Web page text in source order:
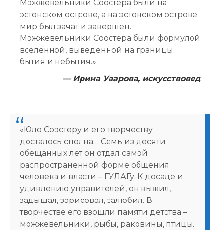
Можжевельники Соостера были на
эстонском острове, а на эстонском острове
мир был зачат и завершен.
Можжевельники Соостера были формулой
вселенной, выведенной на границы
бытия и небытия.»
— Ирина Уварова, искусствовед
«Юло Соостеру и его творчеству
досталось сполна… Семь из десяти
обещанных лет он отдал самой
распространенной форме общения
человека и власти – ГУЛАГу. К досаде и
удивлению управителей, он выжил,
задышал, зарисовал, залюбил. В
творчестве его взошли памяти детства –
можжевельники, рыбы, раковины, птицы.